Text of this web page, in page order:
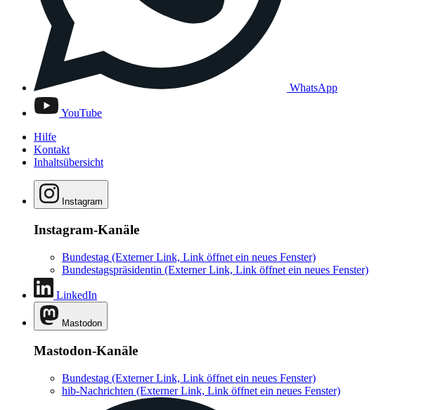
WhatsApp
YouTube
Hilfe
Kontakt
Inhaltsübersicht
Instagram
Instagram-Kanäle
Bundestag (Externer Link, Link öffnet ein neues Fenster)
Bundestagspräsidentin (Externer Link, Link öffnet ein neues Fenster)
LinkedIn
Mastodon
Mastodon-Kanäle
Bundestag (Externer Link, Link öffnet ein neues Fenster)
hib-Nachrichten (Externer Link, Link öffnet ein neues Fenster)